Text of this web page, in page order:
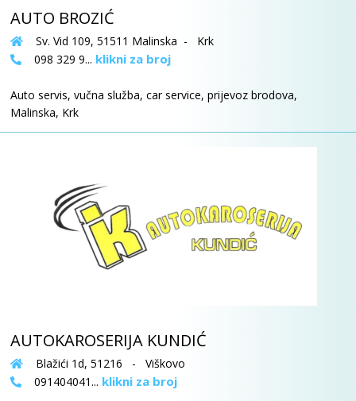
AUTO BROZIĆ
Sv. Vid 109, 51511 Malinska - Krk
098 329 9... klikni za broj
Auto servis, vučna služba, car service, prijevoz brodova,
Malinska, Krk
AUTOKAROSERIJA KUNDIĆ
Blažići 1d, 51216 - Viškovo
091404041... klikni za broj